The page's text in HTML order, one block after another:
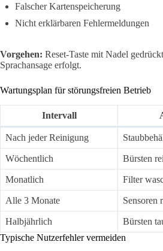
Falscher Kartenspeicherung
Nicht erklärbaren Fehlermeldungen
Vorgehen: Reset-Taste mit Nadel
Sprachansage erfolgt.
Wartungsplan für störungsfreien Betrieb
Intervall
Nach jeder Reinigung
Wöchentlich Bürsten
Monatlich Filter
Alle 3 Monate Sensoren
Halbjährlich
Bürsten
Typische Nutzerfehler vermeiden